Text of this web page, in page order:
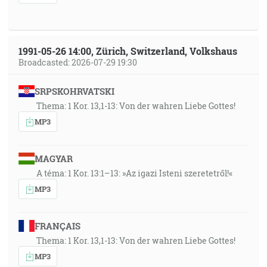
26:46
to, čo nie je, aby zmaril to, čo je niečim … [1Kor 1:28]
27:05
Toho času odpovedal Ježiš a riekol: Ďakujem Ti, Otče,
Pane neba i zeme, že si skryl tieto veci pred múdrymi
a rozumnými a zjavil si ich nemluvňatám, [Mt 11:25]
28:31
Oblečte si celú zbraň Božiu, aby ste mohli obstáť proti
taktike a úskočnosti diablovej. [Ef 6:11]
Preto vezmite na seba celú zbraň Božiu, aby ste mohli
odolať v ten zlý deň a vykonajúc všetko stáť. [Ef 6:13]
1991-05-26 14:00, Zürich, Switzerland, Volkshaus
Broadcasted: 2026-07-29 19:30
SRPSKOHRVATSKI
Thema: 1 Kor. 13,1-13: Von der wahren Liebe Gottes!
MP3
MAGYAR
A téma: 1 Kor. 13:1–13: »Az igazi Isteni szeretetről!«
MP3
FRANÇAIS
Thema: 1 Kor. 13,1-13: Von der wahren Liebe Gottes!
MP3